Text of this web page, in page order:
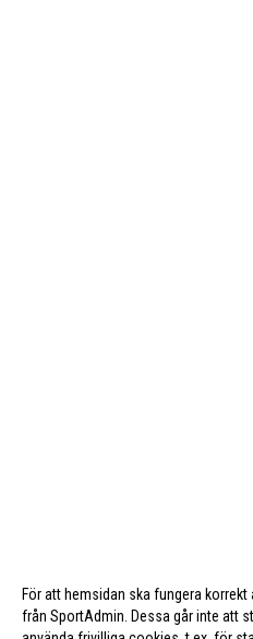
För att hemsidan ska fungera
från SportAdmin. Dessa går inte att